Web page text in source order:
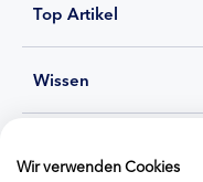
Top Artikel
Wissen
Wir verwenden Cookies